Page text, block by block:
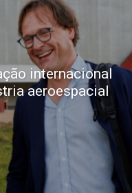
internacional
aeroespacial